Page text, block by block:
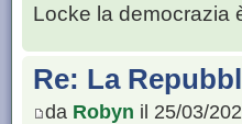
Locke la democrazia
Re: La
da Robyn il 25/03/